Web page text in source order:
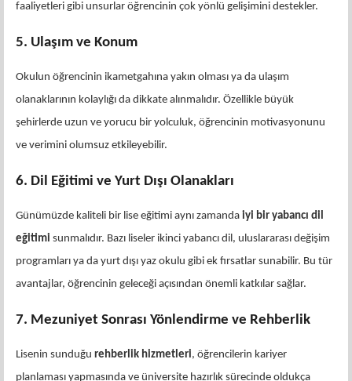
faaliyetleri gibi unsurlar öğrencinin çok yönlü gelişimini destekler.
5. Ulaşım ve Konum
Okulun öğrencinin ikametgahına yakın olması ya da ulaşım
olanaklarının kolaylığı da dikkate alınmalıdır. Özellikle büyük
şehirlerde uzun ve yorucu bir yolculuk, öğrencinin motivasyonunu
ve verimini olumsuz etkileyebilir.
6. Dil Eğitimi ve Yurt Dışı Olanakları
Günümüzde kaliteli bir lise eğitimi aynı zamanda iyi bir yabancı dil
eğitimi sunmalıdır. Bazı liseler ikinci yabancı dil, uluslararası değişim
programları ya da yurt dışı yaz okulu gibi ek fırsatlar sunabilir. Bu tür
avantajlar, öğrencinin geleceği açısından önemli katkılar sağlar.
7. Mezuniyet Sonrası Yönlendirme ve Rehberlik
Lisenin sunduğu rehberlik hizmetleri, öğrencilerin kariyer
planlaması yapmasında ve üniversite hazırlık sürecinde oldukça